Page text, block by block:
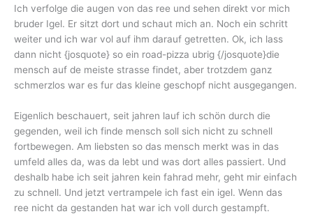
Ich verfolge die augen von das ree und sehen direkt vor mich
bruder Igel. Er sitzt dort und schaut mich an. Noch ein schritt
weiter und ich war vol auf ihm darauf getretten. Ok, ich lass
dann nicht {josquote} so ein road-pizza ubrig {/josquote}die
mensch auf de meiste strasse findet, aber trotzdem ganz
schmerzlos war es fur das kleine geschopf nicht ausgegangen.
Eigenlich beschauert, seit jahren lauf ich schön durch die
gegenden, weil ich finde mensch soll sich nicht zu schnell
fortbewegen. Am liebsten so das mensch merkt was in das
umfeld alles da, was da lebt und was dort alles passiert. Und
deshalb habe ich seit jahren kein fahrad mehr, geht mir einfach
zu schnell. Und jetzt vertrampele ich fast ein igel. Wenn das
ree nicht da gestanden hat war ich voll durch gestampft.